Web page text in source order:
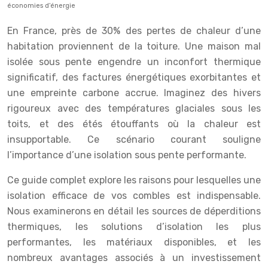
économies d’énergie
En France, près de 30% des pertes de chaleur d’une
habitation proviennent de la toiture. Une maison mal
isolée sous pente engendre un inconfort thermique
significatif, des factures énergétiques exorbitantes et
une empreinte carbone accrue. Imaginez des hivers
rigoureux avec des températures glaciales sous les
toits, et des étés étouffants où la chaleur est
insupportable. Ce scénario courant souligne
l’importance d’une isolation sous pente performante.
Ce guide complet explore les raisons pour lesquelles une
isolation efficace de vos combles est indispensable.
Nous examinerons en détail les sources de déperditions
thermiques, les solutions d’isolation les plus
performantes, les matériaux disponibles, et les
nombreux avantages associés à un investissement